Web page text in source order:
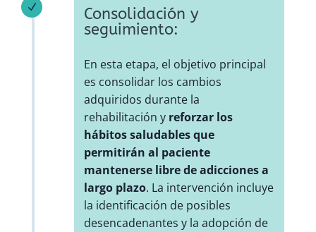
N
Consolidación y
seguimiento:
En esta etapa, el objetivo principal
es consolidar los cambios
adquiridos durante la
rehabilitación y reforzar los
hábitos saludables que
permitirán al paciente
mantenerse libre de adicciones a
largo plazo. La intervención incluye
la identificación de posibles
desencadenantes y la adopción de